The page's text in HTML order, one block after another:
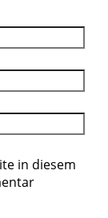
in diesem